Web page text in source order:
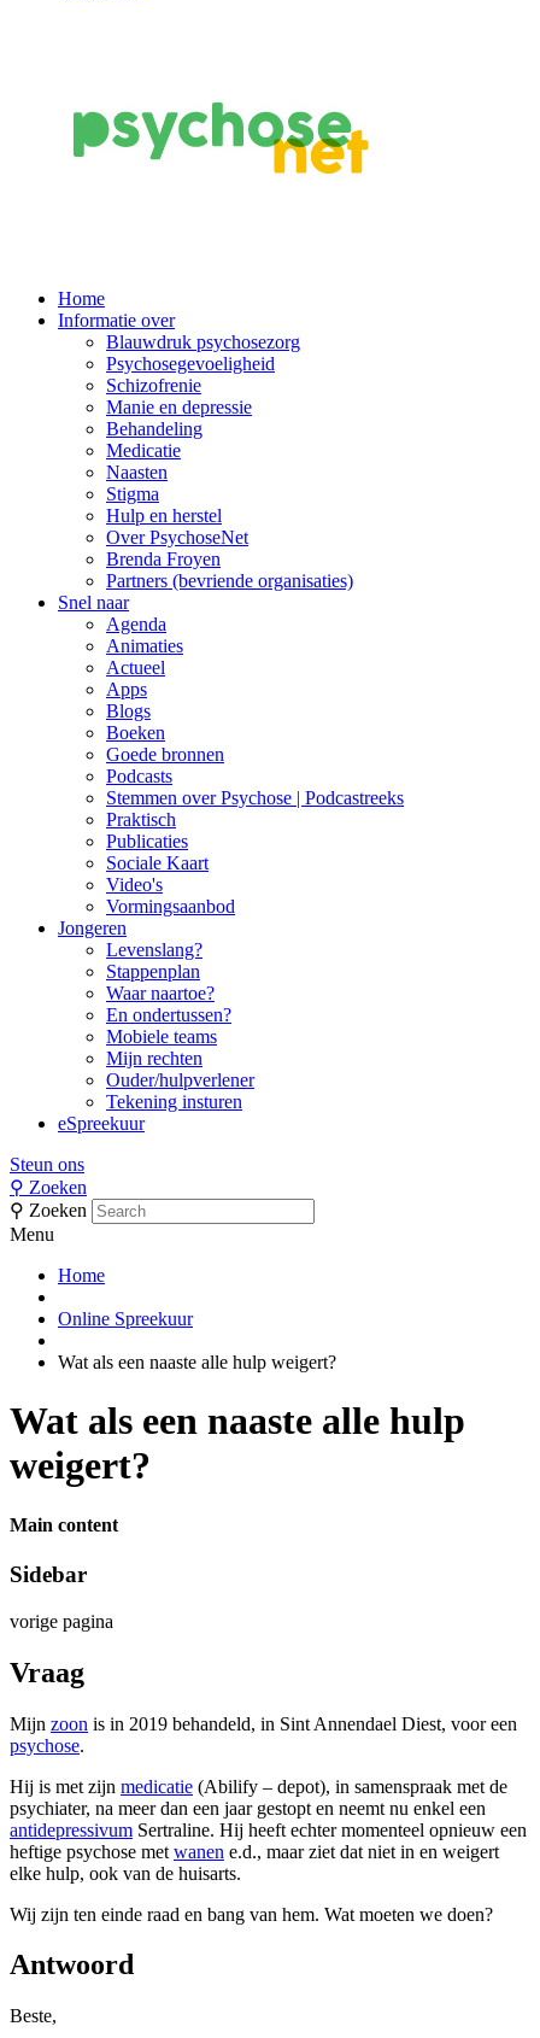
Main
Navigation
Home
Informatie over
Blauwdruk psychosezorg
Psychosegevoeligheid
Schizofrenie
Manie en depressie
Behandeling
Medicatie
Naasten
Stigma
Hulp en herstel
Over PsychoseNet
Brenda Froyen
Partners (bevriende organisaties)
Snel naar
Agenda
Animaties
Actueel
Apps
Blogs
Boeken
Goede bronnen
Podcasts
Stemmen over Psychose | Podcastreeks
Praktisch
Publicaties
Sociale Kaart
Video's
Vormingsaanbod
Jongeren
Levenslang?
Stappenplan
Waar naartoe?
En ondertussen?
Mobiele teams
Mijn rechten
Ouder/hulpverlener
Tekening insturen
eSpreekuur
Steun ons
⚲ Zoeken
⚲ Zoeken
Menu
Home
Online Spreekuur
Wat als een naaste alle hulp weigert?
Wat als een naaste alle hulp
weigert?
Main content
Sidebar
vorige pagina
Vraag
Mijn zoon is in 2019 behandeld, in Sint Annendael Diest, voor een
psychose.
Hij is met zijn medicatie (Abilify – depot), in samenspraak met de
psychiater, na meer dan een jaar gestopt en neemt nu enkel een
antidepressivum Sertraline. Hij heeft echter momenteel opnieuw een
heftige psychose met wanen e.d., maar ziet dat niet in en weigert
elke hulp, ook van de huisarts.
Wij zijn ten einde raad en bang van hem. Wat moeten we doen?
Antwoord
Beste,